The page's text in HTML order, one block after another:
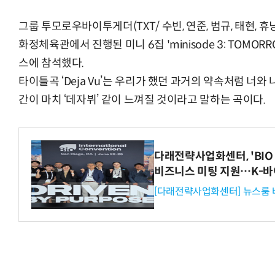
그룹 투모로우바이투게더(TXT/ 수빈, 연준, 범규, 태현,
화정체육관에서 진행된 미니 6집 'minisode 3:
스에 참석했다.
타이틀곡 ‘Deja Vu’는 우리가 했던 과거의 약속처럼 너와
간이 마치 ‘데자뷔’ 같이 느껴질 것이라고 말하는 곡이다.
다래전략사업화센터,
비즈니스 미팅 지원…K-바
[다래전략사업화센터] 뉴스룸